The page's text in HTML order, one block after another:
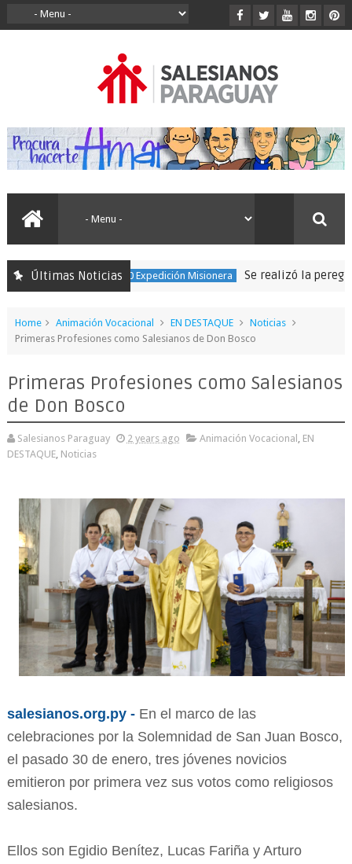
Últimas Noticias150 Expedición Misionera Se realizó la
Home Animación Vocacional EN DESTAQUE
Noticias
Primeras Profesiones como Salesianos de Don Bosco
Primeras Profesiones como Salesianos
de Don Bosco
Salesianos Paraguay 2 years ago Animación Vocacional
EN
DESTAQUE, Noticias
salesianos.org.py - En el marco de las
celebraciones por la Solemnidad de San Juan Bosco,
el pasado 30 de enero, tres jóvenes novicios
emitieron por primera vez sus votos como religiosos
salesianos.
Ellos son Egidio Benítez, Lucas Fariña y Arturo